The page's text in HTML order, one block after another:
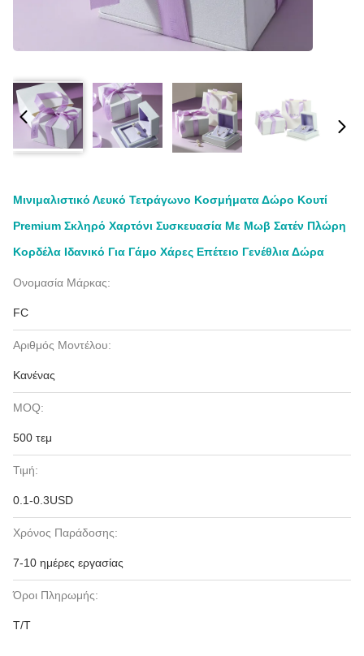
Μινιμαλιστικό Λευκό Τετράγωνο Κοσμήματα Δώρο Κουτί
Premium Σκληρό Χαρτόνι Συσκευασία Με Μωβ Σατέν Πλώρη
Κορδέλα Ιδανικό Για Γάμο Χάρες Επέτειο Γενέθλια Δώρα
Ονομασία Μάρκας:
FC
Αριθμός Μοντέλου:
Κανένας
MOQ:
500 τεμ
Τιμή:
0.1-0.3USD
Χρόνος Παράδοσης:
7-10 ημέρες εργασίας
Όροι Πληρωμής:
T/T